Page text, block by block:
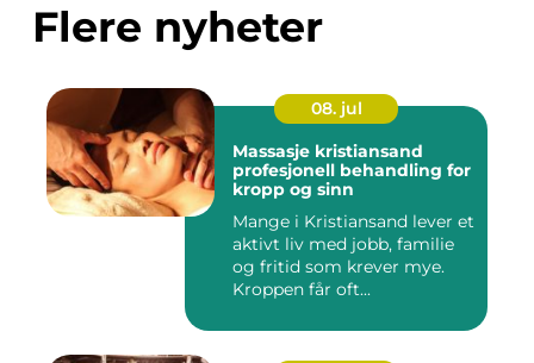
Flere nyheter
08. jul
Massasje kristiansand
profesjonell behandling for
kropp og sinn
Mange i Kristiansand lever et
aktivt liv med jobb, familie
og fritid som krever mye.
Kroppen får oft...